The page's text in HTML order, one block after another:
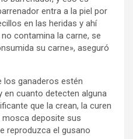
entra a la piel por
en las heridas y ahí
contamina la carne, se
su carne», aseguró
los ganaderos estén
en cuanto detecten alguna
que la crean, la curen
mosca deposite sus
reproduzca el gusano